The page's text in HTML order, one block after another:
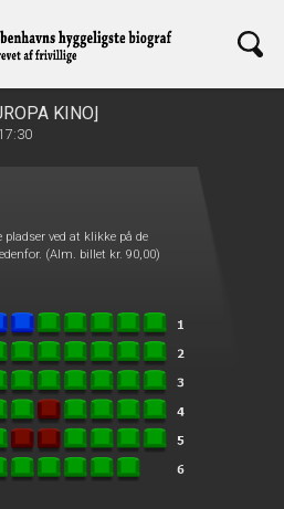
KINO]
ved at klikke på de
(Alm. billet kr. 90,00)
cc 074333